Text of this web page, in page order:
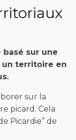
basé sur une
territoire en
sur la
picard. Cela
Picardie” de